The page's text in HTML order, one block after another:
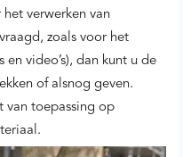
verwerken van
zoals voor het
video’s), dan kunt u de
of alsnog geven.
van toepassing op